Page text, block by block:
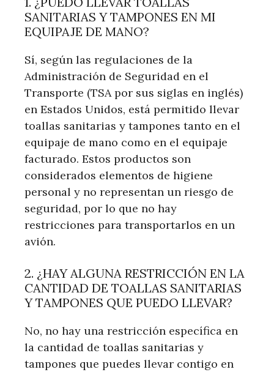
SANITARIAS Y TAMPONES EN MI
EQUIPAJE DE MANO?
Sí, según las regulaciones de la
Administración de Seguridad en el
Transporte (TSA por sus siglas en inglés)
en Estados Unidos, está permitido llevar
toallas sanitarias y tampones tanto en el
equipaje de mano como en el equipaje
facturado. Estos productos son
considerados elementos de higiene
personal y no representan un riesgo de
seguridad, por lo que no hay
restricciones para transportarlos en un
avión.
2. ¿HAY ALGUNA RESTRICCIÓN EN LA
CANTIDAD DE TOALLAS SANITARIAS
Y TAMPONES QUE PUEDO LLEVAR?
No, no hay una restricción específica en
la cantidad de toallas sanitarias y
tampones que puedes llevar contigo en